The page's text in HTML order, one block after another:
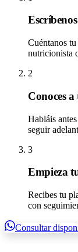
Cuéntanos
nutricionista
2
Conoces
Habláis
seguir
3
Empieza
Recibes tu
con
Consultar